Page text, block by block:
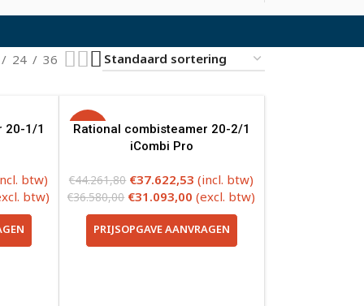
24 36
20-1/1
btw)
btw)
-15%
Rational combisteamer 20-2/1
iCombi Pro
€44.261,80 €37.622,53 (incl. btw)
€36.580,00 €31.093,00 (excl. btw)
PRIJSOPGAVE AANVRAGEN